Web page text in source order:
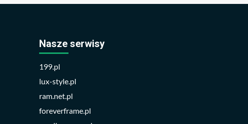
Nasze serwisy
199.pl
lux-style.pl
ram.net.pl
foreverframe.pl